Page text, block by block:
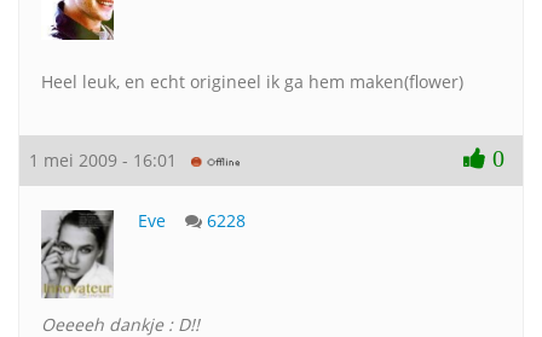
Heel leuk, en echt origineel ik ga hem maken(flower)
1 mei 2009 - 16:01 0
Eve 6228
Oeeeeh dankje : D!!